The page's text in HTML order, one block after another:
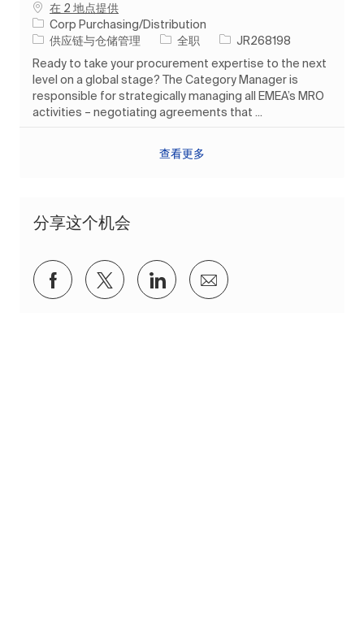
在 2 地点提供
Corp Purchasing/Distribution
类别供应链与仓储管理 工作类型
全职 作业 ID
JR268198
Ready to take your procurement expertise to the next
level on a global stage? The Category Manager is
responsible for strategically managing all EMEA’s MRO
activities – negotiating agreements that ...
查看更多
分享这个机会
通过Facebook分享
通过推特分享通过 LinkedIn 分享
通过电子邮件分享